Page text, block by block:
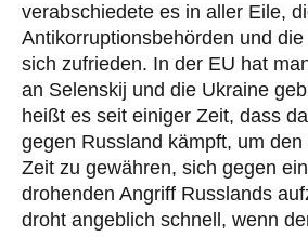
verabschiedete es in aller Eile,
Antikorruptionsbehörden und
sich zufrieden. In der EU hat
an Selenskij und die Ukraine
heißt es seit einiger Zeit, dass
gegen Russland kämpft, um
Zeit zu gewähren, sich gegen
drohenden Angriff Russlands
droht angeblich schnell, wenn